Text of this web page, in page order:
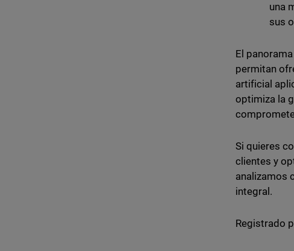
una
sus
El
permitan
artificial
optimiza la
Si quieres
clientes y
analizamos
integral.
Registrado